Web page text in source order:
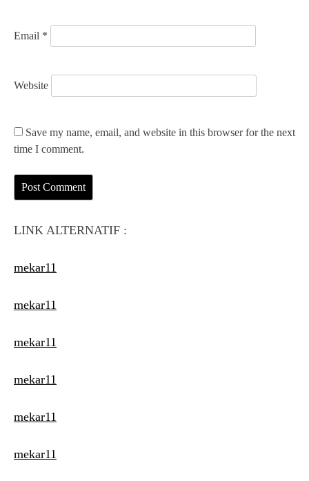
Email *
Website
Save my name, email, and website in this browser for the next
time I comment.
LINK ALTERNATIF :
mekar11
mekar11
mekar11
mekar11
mekar11
mekar11